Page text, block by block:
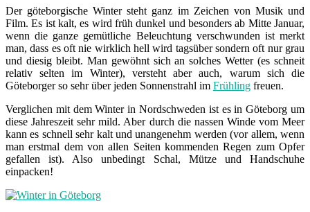
Der göteborgische Winter steht ganz im Zeichen von Musik und
Film. Es ist kalt, es wird früh dunkel und besonders ab Mitte Januar,
wenn die ganze gemütliche Beleuchtung verschwunden ist merkt
man, dass es oft nie wirklich hell wird tagsüber sondern oft nur grau
und diesig bleibt. Man gewöhnt sich an solches Wetter (es schneit
relativ selten im Winter), versteht aber auch, warum sich die
Göteborger so sehr über jeden Sonnenstrahl im Frühling freuen.
Verglichen mit dem Winter in Nordschweden ist es in Göteborg um
diese Jahreszeit sehr mild. Aber durch die nassen Winde vom Meer
kann es schnell sehr kalt und unangenehm werden (vor allem, wenn
man erstmal dem von allen Seiten kommenden Regen zum Opfer
gefallen ist). Also unbedingt Schal, Mütze und Handschuhe
einpacken!